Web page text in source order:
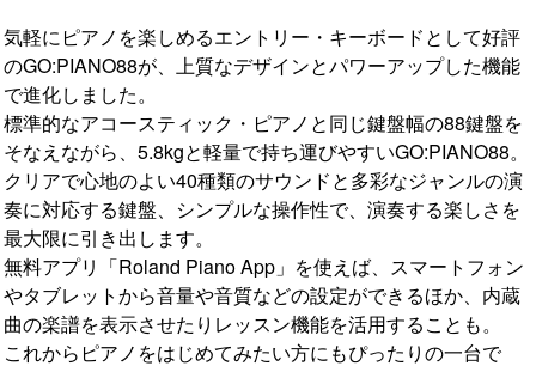
気軽にピアノを楽しめるエントリー・キーボードとして好評
のGO:PIANO88が、上質なデザインとパワーアップした機能
で進化しました。
標準的なアコースティック・ピアノと同じ鍵盤幅の88鍵盤を
そなえながら、5.8kgと軽量で持ち運びやすいGO:PIANO88。
クリアで心地のよい40種類のサウンドと多彩なジャンルの演
奏に対応する鍵盤、シンプルな操作性で、演奏する楽しさを
最大限に引き出します。
無料アプリ「Roland Piano App」を使えば、スマートフォン
やタブレットから音量や音質などの設定ができるほか、内蔵
曲の楽譜を表示させたりレッスン機能を活用することも。
これからピアノをはじめてみたい方にもぴったりの一台で